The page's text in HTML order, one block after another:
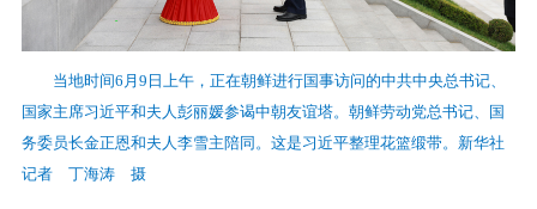
当地时间6月9日上午，正在朝鲜进行国事访问的中共中央总书记、
国家主席习近平和夫人彭丽媛参谒中朝友谊塔。朝鲜劳动党总书记、国
务委员长金正恩和夫人李雪主陪同。这是习近平整理花篮缎带。新华社
记者 丁海涛 摄